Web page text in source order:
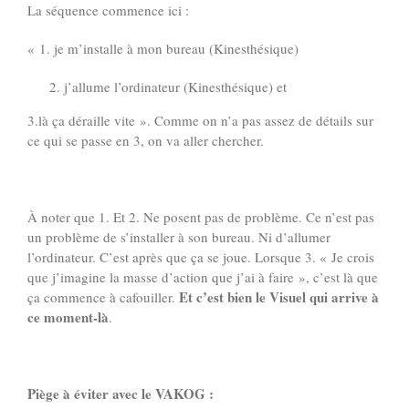
La séquence commence ici :
« 1. je m’installe à mon bureau (Kinesthésique)
j’allume l’ordinateur (Kinesthésique) et
3.là ça déraille vite ». Comme on n’a pas assez de détails sur
ce qui se passe en 3, on va aller chercher.
À noter que 1. Et 2. Ne posent pas de problème. Ce n’est pas
un problème de s’installer à son bureau. Ni d’allumer
l’ordinateur. C’est après que ça se joue. Lorsque 3. « Je crois
que j’imagine la masse d’action que j’ai à faire », c’est là que
ça commence à cafouiller. Et c’est bien le Visuel qui arrive à
ce moment-là.
Piège à éviter avec le VAKOG :